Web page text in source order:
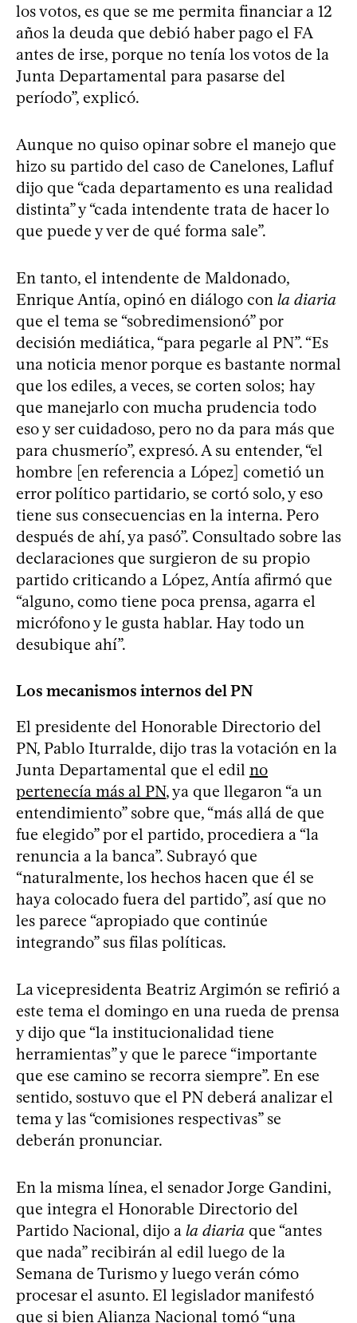
los votos, es que se me permita financiar a 12
años la deuda que debió haber pago el FA
antes de irse, porque no tenía los votos de la
Junta Departamental para pasarse del
período”, explicó.
Aunque no quiso opinar sobre el manejo que
hizo su partido del caso de Canelones, Lafluf
dijo que “cada departamento es una realidad
distinta” y “cada intendente trata de hacer lo
que puede y ver de qué forma sale”.
En tanto, el intendente de Maldonado,
Enrique Antía, opinó en diálogo con la diaria
que el tema se “sobredimensionó” por
decisión mediática, “para pegarle al PN”. “Es
una noticia menor porque es bastante normal
que los ediles, a veces, se corten solos; hay
que manejarlo con mucha prudencia todo
eso y ser cuidadoso, pero no da para más que
para chusmerío”, expresó. A su entender, “el
hombre [en referencia a López] cometió un
error político partidario, se cortó solo, y eso
tiene sus consecuencias en la interna. Pero
después de ahí, ya pasó”. Consultado sobre las
declaraciones que surgieron de su propio
partido criticando a López, Antía afirmó que
“alguno, como tiene poca prensa, agarra el
micrófono y le gusta hablar. Hay todo un
desubique ahí”.
Los mecanismos internos del PN
El presidente del Honorable Directorio del
PN, Pablo Iturralde, dijo tras la votación en la
Junta Departamental que el edil no
pertenecía más al PN, ya que llegaron “a un
entendimiento” sobre que, “más allá de que
fue elegido” por el partido, procediera a “la
renuncia a la banca”. Subrayó que
“naturalmente, los hechos hacen que él se
haya colocado fuera del partido”, así que no
les parece “apropiado que continúe
integrando” sus filas políticas.
La vicepresidenta Beatriz Argimón se refirió a
este tema el domingo en una rueda de prensa
y dijo que “la institucionalidad tiene
herramientas” y que le parece “importante
que ese camino se recorra siempre”. En ese
sentido, sostuvo que el PN deberá analizar el
tema y las “comisiones respectivas” se
deberán pronunciar.
En la misma línea, el senador Jorge Gandini,
que integra el Honorable Directorio del
Partido Nacional, dijo a la diaria que “antes
que nada” recibirán al edil luego de la
Semana de Turismo y luego verán cómo
procesar el asunto. El legislador manifestó
que si bien Alianza Nacional tomó “una